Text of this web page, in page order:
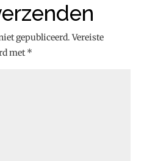
gepubliceerd. Vereiste
met *